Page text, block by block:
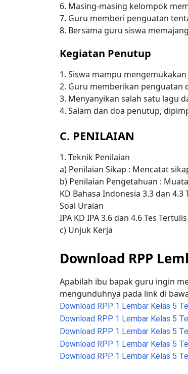
6. Masing-masing kelompok
7. Guru memberi penguatan
8. Bersama guru siswa
Kegiatan Penutup
1. Siswa mampu
2. Guru memberikan penguatan
3. Menyanyikan salah satu lagu
4. Salam dan doa penutup,
C. PENILAIAN
1. Teknik Penilaian
a) Penilaian Sikap : Mencatat
b) Penilaian Pengetahuan :
KD Bahasa Indonesia 3.3 dan 4.3
Soal Uraian
IPA KD IPA 3.6 dan 4.6 Tes
c) Unjuk Kerja
Download RPP
Apabilah ibu bapak guru ingin
mengunduhnya pada link di
Download RPP 1 Lembar Kelas 5
Download RPP 1 Lembar Kelas 5
Download RPP 1 Lembar Kelas 5
Download RPP 1 Lembar Kelas 5
Download RPP 1 Lembar Kelas 5